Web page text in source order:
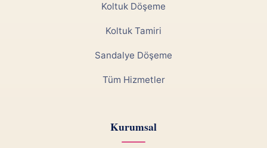
Koltuk Döşeme
Koltuk Tamiri
Sandalye Döşeme
Tüm Hizmetler
Kurumsal